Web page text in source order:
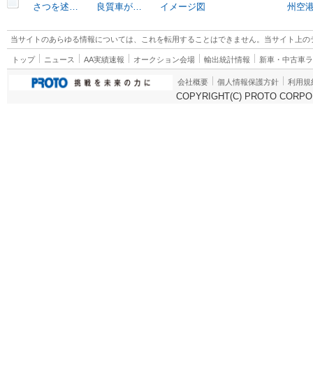
さつを述…
良質車が…
イメージ図
州空
当サイトのあらゆる情報については、これを転用することはできません。当サイト上
トップ ニュース AA実績速報 オークション会場 輸出統計情報 新車・中古車
会社概要 個人情報保護方針 利用規
COPYRIGHT(C) PROTO